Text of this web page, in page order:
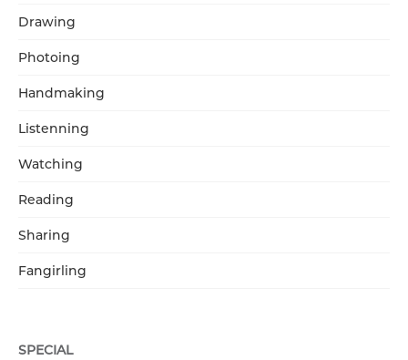
Drawing
Photoing
Handmaking
Listenning
Watching
Reading
Sharing
Fangirling
SPECIAL